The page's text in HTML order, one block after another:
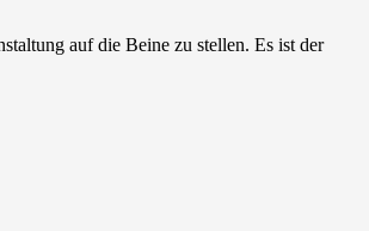
auf die Beine zu stellen. Es ist der